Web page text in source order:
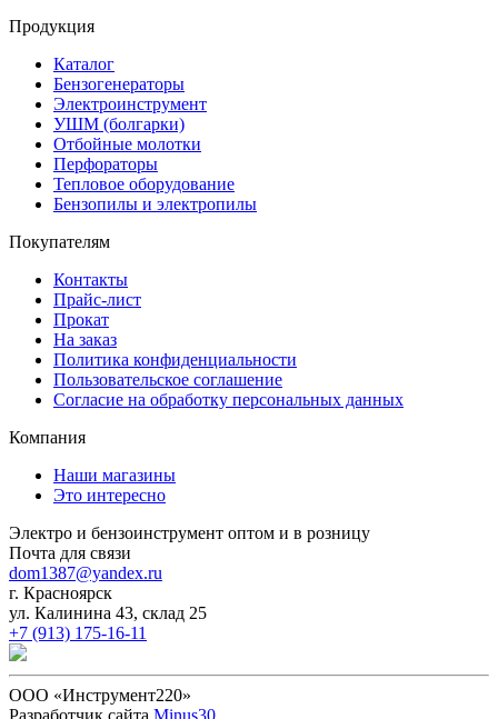
Продукция
Каталог
Бензогенераторы
Электроинструмент
УШМ (болгарки)
Отбойные молотки
Перфораторы
Тепловое оборудование
Бензопилы и электропилы
Покупателям
Контакты
Прайс-лист
Прокат
На заказ
Политика конфиденциальности
Пользовательское соглашение
Согласие на обработку персональных данных
Компания
Наши магазины
Это интересно
Электро и бензоинструмент оптом и в розницу
Почта для связи
dom1387@yandex.ru
г. Красноярск
ул. Калинина 43, склад 25
+7 (913) 175-16-11
ООО «Инструмент220»